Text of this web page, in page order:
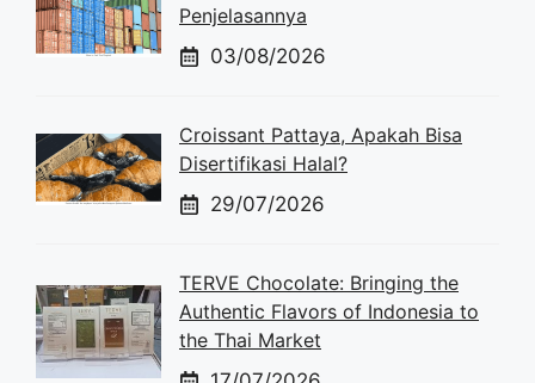
Penjelasannya
03/08/2026
Croissant Pattaya, Apakah Bisa
Disertifikasi Halal?
29/07/2026
TERVE Chocolate: Bringing the
Authentic Flavors of Indonesia to
the Thai Market